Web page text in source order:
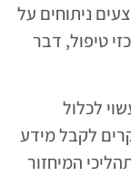
ניתוחים על
טיפול, דבר
לכלול
לקבל מידע
המיחזור